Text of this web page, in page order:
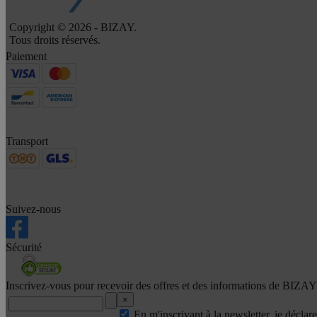
Copyright © 2026 - BIZAY.
Tous droits réservés.
Paiement
Transport
Suivez-nous
Sécurité
Inscrivez-vous pour recevoir des offres et des informations de BIZAY
×
En m'inscrivant à la newsletter, je